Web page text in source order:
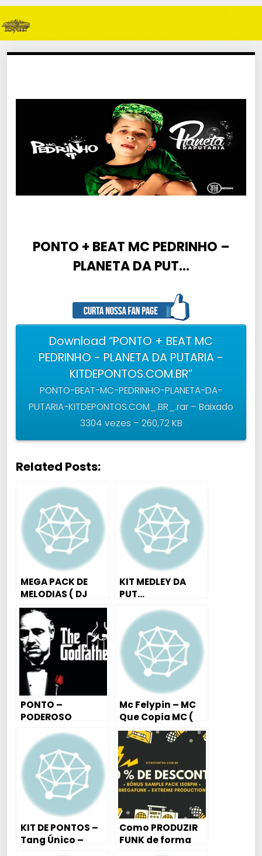
PONTO + BEAT MC PEDRINHO –
PLANETA DA PUT…
Download “PONTO + BEAT MC
PEDRINHO - PLANETA DA PUTARIA -
KITDEPONTOS.COM.BR”
PONTO-BEAT-MC-PEDRINHO-PLANETA-DA-
PUTARIA-KITDEPONTOS.COM_.BR_.rar – Baixado
3304 vezes – 260,72 KB
Related Posts:
MEGA PACK DE
MELODIAS ( DJ
MAGRELO ) MC
RODOLFINHO, MC
DUDU, MC LON, MC
PEDRINHO, MC
PIKACHU, MC
JHEY, MC DELANO
ETC….
KIT MEDLEY DA
PUT…
PONTO –
PODEROSO
CHEFÃO (VRS
VIOLÃO)
Mc Felypin – MC
Que Copia MC (
LYRIC VÍDEO ) DJ
DAVID MM
KIT DE PONTOS –
Tang Único –
Natal Edit. Trap –
Como PRODUZIR
FUNK de forma
PROFISSIONAL